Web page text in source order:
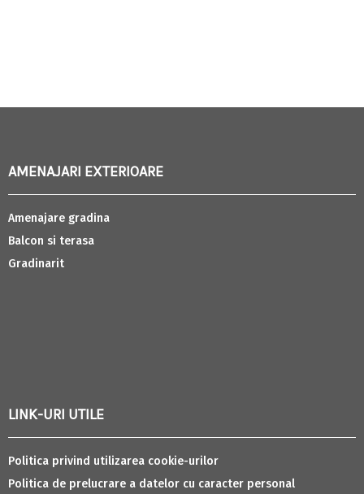
AMENAJARI EXTERIOARE
Amenajare gradina
Balcon si terasa
Gradinarit
LINK-URI UTILE
Politica privind utilizarea cookie-urilor
Politica de prelucrare a datelor cu caracter personal